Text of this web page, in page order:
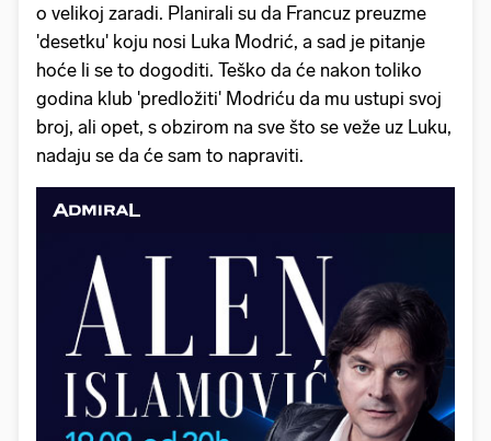
o velikoj zaradi. Planirali su da Francuz preuzme
'desetku' koju nosi Luka Modrić, a sad je pitanje
hoće li se to dogoditi. Teško da će nakon toliko
godina klub 'predložiti' Modriću da mu ustupi svoj
broj, ali opet, s obzirom na sve što se veže uz Luku,
nadaju se da će sam to napraviti.